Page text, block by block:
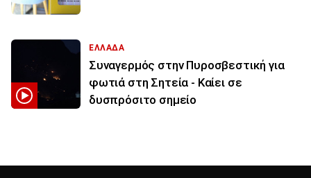
ΕΛΛΑΔΑ
Συναγερμός στην Πυροσβεστική για
φωτιά στη Σητεία - Καίει σε
δυσπρόσιτο σημείο